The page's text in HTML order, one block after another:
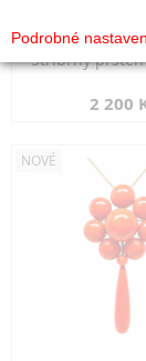
Stříbrný
2 200
NOVÉ
Podrobné